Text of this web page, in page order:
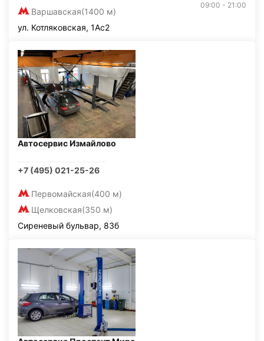
Варшавская(1400 м)
09:00 - 21:00
ул. Котляковская, 1Ас2
Автосервис Измайлово
+7 (495) 021-25-26
Первомайская(400 м)
Щелковская(350 м)
Сиреневый бульвар, 83б